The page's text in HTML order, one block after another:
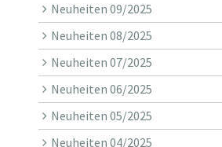
Neuheiten 09/2025
Neuheiten 08/2025
Neuheiten 07/2025
Neuheiten 06/2025
Neuheiten 05/2025
Neuheiten 04/2025